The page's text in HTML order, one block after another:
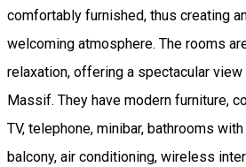
comfortably furnished, thus creating
welcoming atmosphere. The rooms
relaxation, offering a spectacular
Massif. They have modern furniture,
TV, telephone, minibar, bathrooms
balcony, air conditioning, wireless